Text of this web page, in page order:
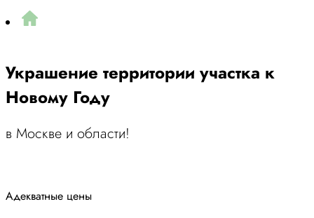
Украшение территории участка к
Новому Году
в Москве и области!
Адекватные цены